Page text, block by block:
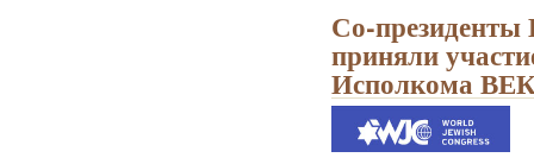
Со-
приняли
Исполкома